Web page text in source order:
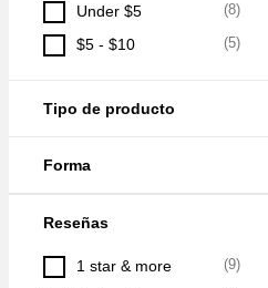
Under $5 (8)
$5 - $10 (5)
Tipo de producto
Forma
Reseñas
1 star & more (9)